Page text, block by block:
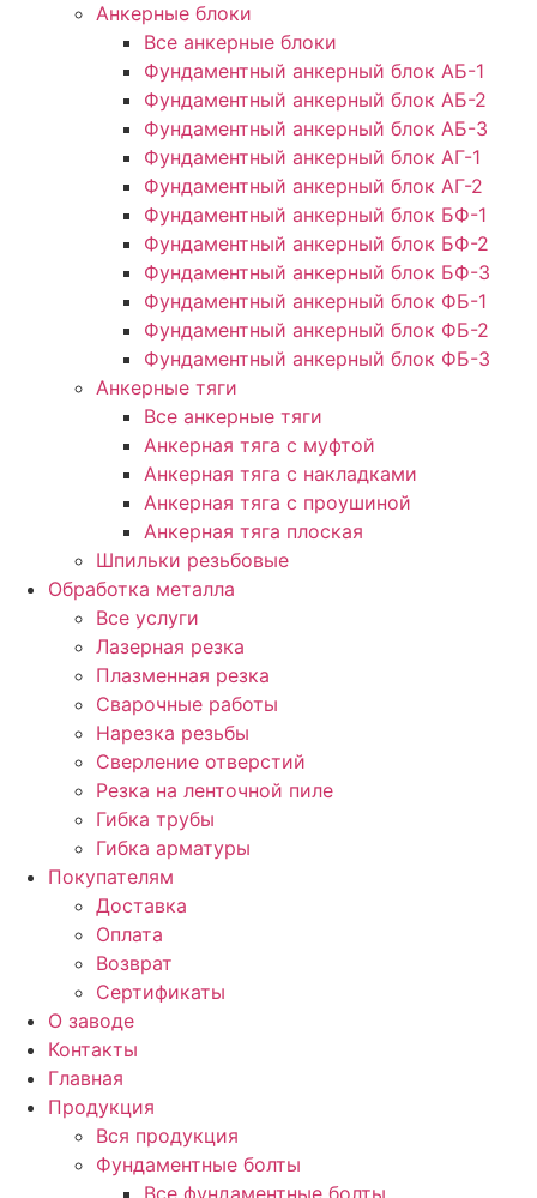
Анкерные блоки
Все анкерные блоки
Фундаментный анкерный блок АБ-1
Фундаментный анкерный блок АБ-2
Фундаментный анкерный блок АБ-3
Фундаментный анкерный блок АГ-1
Фундаментный анкерный блок АГ-2
Фундаментный анкерный блок БФ-1
Фундаментный анкерный блок БФ-2
Фундаментный анкерный блок БФ-3
Фундаментный анкерный блок ФБ-1
Фундаментный анкерный блок ФБ-2
Фундаментный анкерный блок ФБ-3
Анкерные тяги
Все анкерные тяги
Анкерная тяга с муфтой
Анкерная тяга с накладками
Анкерная тяга с проушиной
Анкерная тяга плоская
Шпильки резьбовые
Обработка металла
Все услуги
Лазерная резка
Плазменная резка
Сварочные работы
Нарезка резьбы
Сверление отверстий
Резка на ленточной пиле
Гибка трубы
Гибка арматуры
Покупателям
Доставка
Оплата
Возврат
Сертификаты
О заводе
Контакты
Главная
Продукция
Вся продукция
Фундаментные болты
Все фундаментные болты